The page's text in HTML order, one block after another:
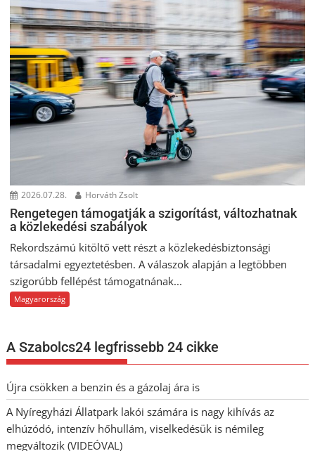
2026.07.28. Horváth Zsolt
Rengetegen támogatják a szigorítást, változhatnak
a közlekedési szabályok
Rekordszámú kitöltő vett részt a közlekedésbiztonsági
társadalmi egyeztetésben. A válaszok alapján a legtöbben
szigorúbb fellépést támogatnának...
Magyarország
A Szabolcs24 legfrissebb 24 cikke
Újra csökken a benzin és a gázolaj ára is
A Nyíregyházi Állatpark lakói számára is nagy kihívás az
elhúzódó, intenzív hőhullám, viselkedésük is némileg
megváltozik (VIDEÓVAL)